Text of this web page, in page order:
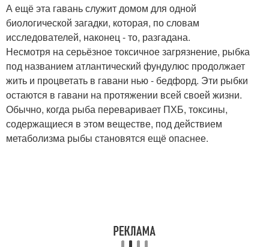
А ещё эта гавань служит домом для одной
биологической загадки, которая, по словам
исследователей, наконец - то, разгадана.
Несмотря на серьёзное токсичное загрязнение, рыбка
под названием атлантический фундулюс продолжает
жить и процветать в гавани нью - бедфорд. Эти рыбки
остаются в гавани на протяжении всей своей жизни.
Обычно, когда рыба переваривает ПХБ, токсины,
содержащиеся в этом веществе, под действием
метаболизма рыбы становятся ещё опаснее.